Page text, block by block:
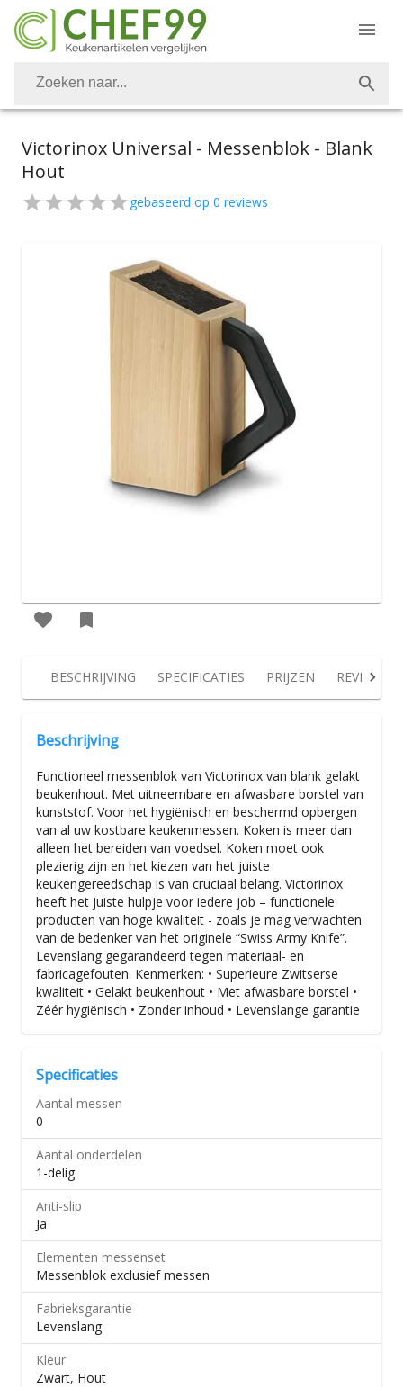
Victorinox Universal - Messenblok - Blank
Hout
gebaseerd op 0 reviews
BESCHRIJVING SPECIFICATIES PRIJZEN REVIEWS
Beschrijving
Functioneel messenblok van Victorinox van blank gelakt
beukenhout. Met uitneembare en afwasbare borstel van
kunststof. Voor het hygiënisch en beschermd opbergen
van al uw kostbare keukenmessen. Koken is meer dan
alleen het bereiden van voedsel. Koken moet ook
plezierig zijn en het kiezen van het juiste
keukengereedschap is van cruciaal belang. Victorinox
heeft het juiste hulpje voor iedere job – functionele
producten van hoge kwaliteit - zoals je mag verwachten
van de bedenker van het originele “Swiss Army Knife”.
Levenslang gegarandeerd tegen materiaal- en
fabricagefouten. Kenmerken: • Superieure Zwitserse
kwaliteit • Gelakt beukenhout • Met afwasbare borstel •
Zéér hygiënisch • Zonder inhoud • Levenslange garantie
Specificaties
Aantal messen
0
Aantal onderdelen
1-delig
Anti-slip
Ja
Elementen messenset
Messenblok exclusief messen
Fabrieksgarantie
Levenslang
Kleur
Zwart, Hout